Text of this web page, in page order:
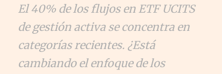
El 40% de los flujos en ETF UCITS
de gestión activa se concentra en
categorías recientes. ¿Está
cambiando el enfoque de los